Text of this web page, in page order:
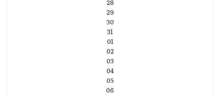
28
29
30
31
01
02
03
04
05
06